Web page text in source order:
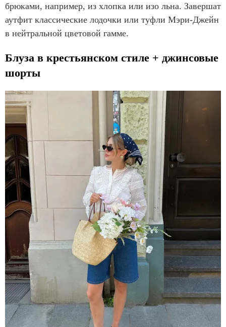
брюками, например, из хлопка или изо льна. Завершат
аутфит классические лодочки или туфли Мэри-Джейн
в нейтральной цветовой гамме.
Блуза в крестьянском стиле + джинсовые
шорты